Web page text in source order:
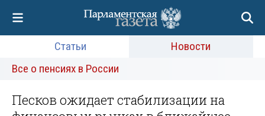
Статьи
Новости
Все о пенсиях в России
Песков ожидает стабилизации на